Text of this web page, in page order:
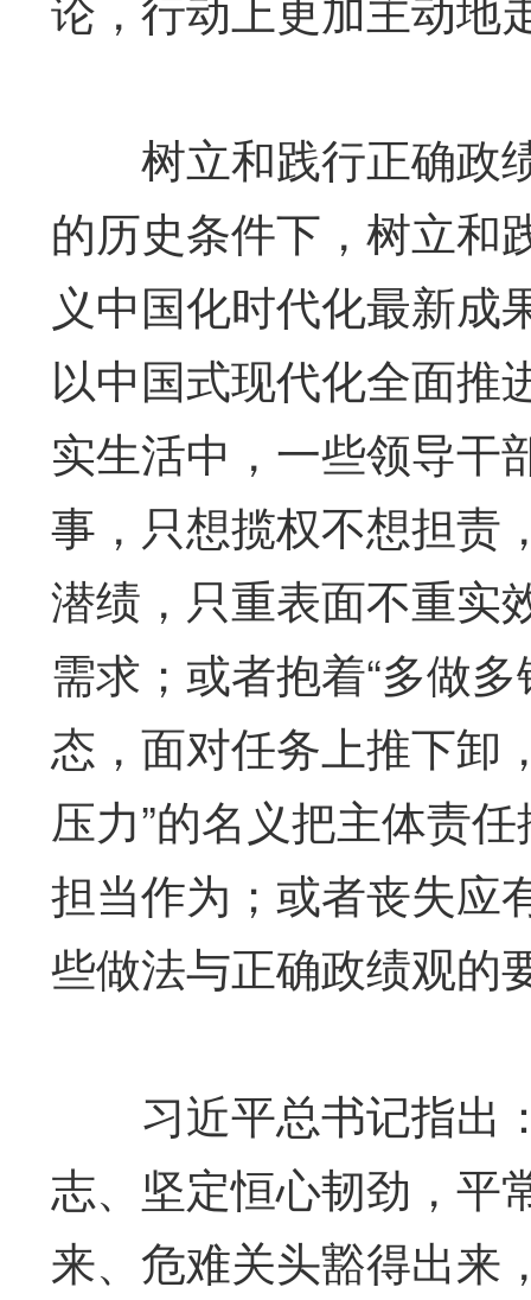
树立和践行正确政
的历史条件下，树立和
义中国化时代化最新成
以中国式现代化全面推
实生活中，一些领导干
事，只想揽权不想担责
潜绩，只重表面不重实
需求；或者抱着“多做
态，面对任务上推下卸
压力”的名义把主体责
担当作为；或者丧失应
些做法与正确政绩观的
习近平总书记指出：
志、坚定恒心韧劲，平
来、危难关头豁得出来